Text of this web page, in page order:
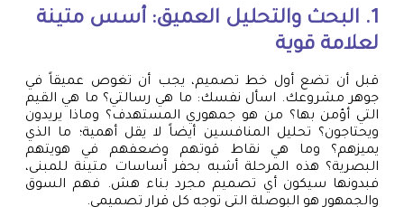
1. البحث والتحليل العميق: أسس متينة
لعلامة قوية
قبل أن تضع أول خط تصميم، يجب أن تغوص عميقاً في
جوهر مشروعك. اسأل نفسك: ما هي رسالتي؟ ما هي القيم
التي أؤمن بها؟ من هو جمهوري المستهدف؟ وماذا يريدون
ويحتاجون؟ تحليل المنافسين أيضاً لا يقل أهمية؛ ما الذي
يميزهم؟ وما هي نقاط قوتهم وضعفهم في هويتهم
البصرية؟ هذه المرحلة أشبه بحفر أساسات متينة للمبنى،
فبدونها سيكون أي تصميم مجرد بناء هش. فهم السوق
والجمهور هو البوصلة التي توجه كل قرار تصميمي.